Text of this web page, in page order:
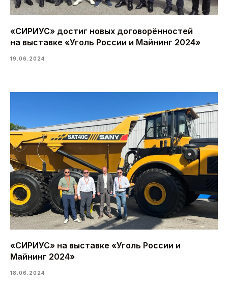
«СИРИУС» достиг новых договорённостей
на выставке «Уголь России и Майнинг 2024»
19.06.2024
«СИРИУС» на выставке «Уголь России и
Майнинг 2024»
18.06.2024